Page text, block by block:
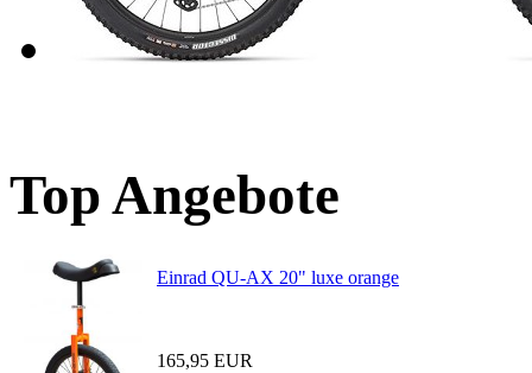
Top Angebote
Einrad QU-AX 20" luxe orange
165,95 EUR